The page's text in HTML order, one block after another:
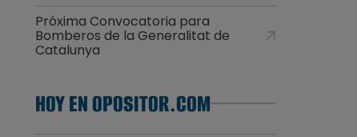
Próxima Convocatoria para
Bomberos de la Generalitat de
Catalunya
HOY EN OPOSITOR.COM